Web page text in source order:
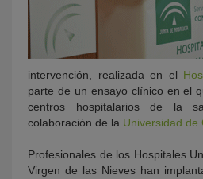
intervención, realizada en el
parte de un ensayo clínico en el
centros hospitalarios de la
colaboración de la Universidad de
Profesionales de los Hospitales
Virgen de las Nieves han